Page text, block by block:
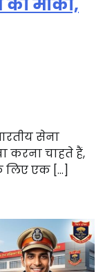
मौका,
सेना
करना चाहते हैं,
लिए एक […]